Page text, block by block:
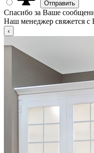
Спасибо за Ваше
Наш менеджер свяжется